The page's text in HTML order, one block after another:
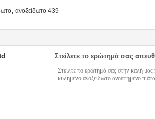
, ανοξείδωτο 439
Στείλετε το ερώτημά σας